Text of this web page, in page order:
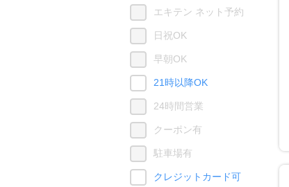
エキテン ネット予約
日祝OK
早朝OK
21時以降OK
24時間営業
クーポン有
駐車場有
クレジットカード可